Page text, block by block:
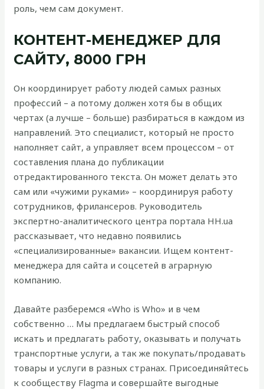
роль, чем сам документ.
КОНТЕНТ-МЕНЕДЖЕР ДЛЯ
САЙТУ, 8000 ГРН
Он координирует работу людей самых разных
профессий – а потому должен хотя бы в общих
чертах (а лучше – больше) разбираться в каждом из
направлений. Это специалист, который не просто
наполняет сайт, а управляет всем процессом – от
составления плана до публикации
отредактированного текста. Он может делать это
сам или «чужими руками» – координируя работу
сотрудников, фрилансеров. Руководитель
экспертно-аналитического центра портала HH.ua
рассказывает, что недавно появились
«специализированные» вакансии. Ищем контент-
менеджера для сайта и соцсетей в аграрную
компанию.
Давайте разберемся «Who is Who» и в чем
собственно … Мы предлагаем быстрый способ
искать и предлагать работу, оказывать и получать
транспортные услуги, а так же покупать/продавать
товары и услуги в разных странах. Присоединяйтесь
к сообществу Flagma и совершайте выгодные